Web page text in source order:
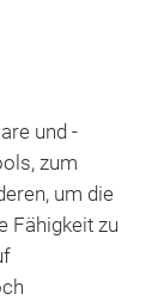
und -
zum
um die
Fähigkeit zu